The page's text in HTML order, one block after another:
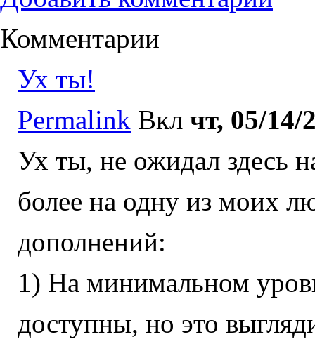
Комментарии
Ух ты!
Permalink Вкл чт, 05/14/
Ух ты, не ожидал здесь
более на одну из моих
дополнений:
1) На минимальном
доступны, но это